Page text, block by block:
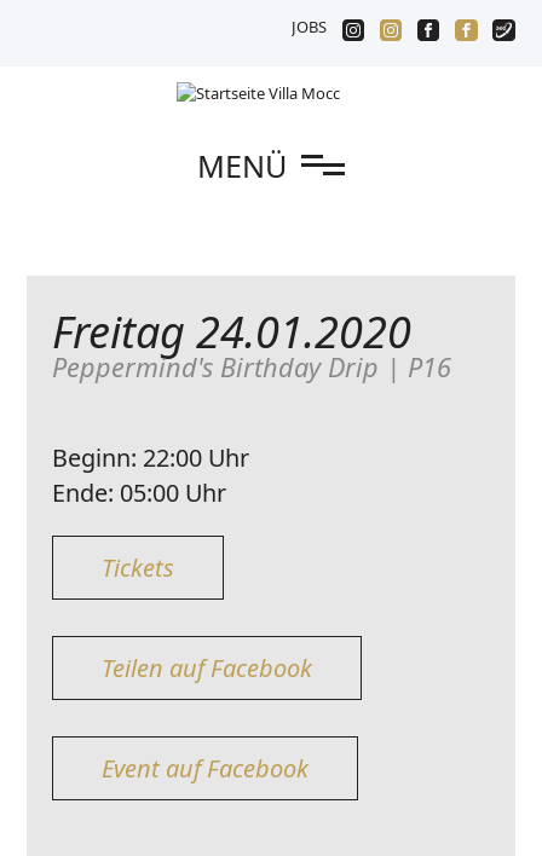
JOBS
MENÜ
Freitag 24.01.2020
Peppermind's Birthday Drip | P16
Beginn: 22:00 Uhr
Ende: 05:00 Uhr
Tickets
Teilen auf Facebook
Event auf Facebook